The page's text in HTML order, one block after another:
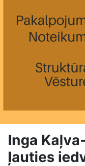
Inga
ļauties